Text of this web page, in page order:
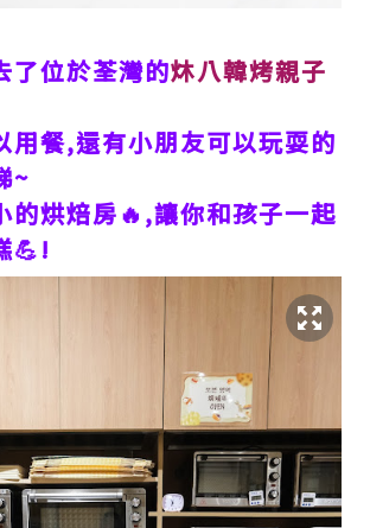
了位於荃灣的炑八韓烤親子
用餐,還有小朋友可以玩耍的
~
的烘焙房🔥,讓你和孩子一起
💪!